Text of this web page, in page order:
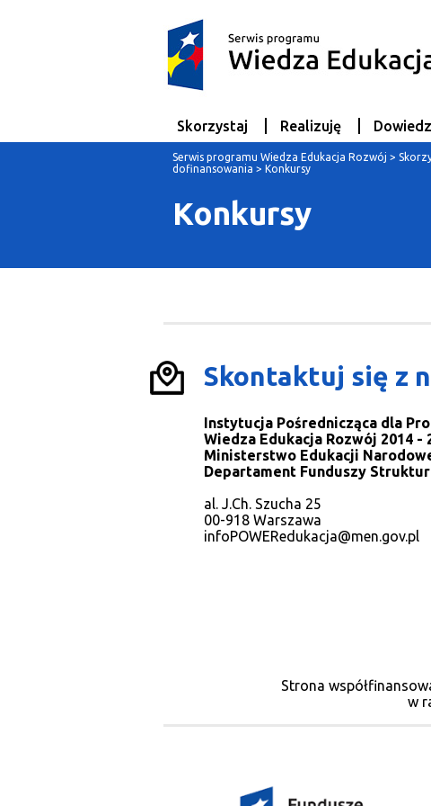
Skorzystaj Realizuję
Serwis programu Wiedza Edukacja Rozwój >
dofinansowania > Konkursy
Konkursy
Skontaktuj się z
Instytucja Pośrednicząca dla
Wiedza Edukacja Rozwój 2014 -
Ministerstwo Edukacji
Departament Funduszy
al. J.Ch. Szucha 25
00-918 Warszawa
infoPOWERedukacja@men.gov.pl
Strona
w